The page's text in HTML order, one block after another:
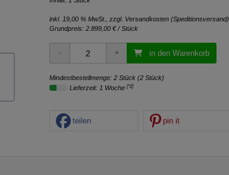
inkl. 19,00 % MwSt., zzgl. Versandkosten (Speditionsversand)
Grundpreis: 2.899,00 € / Stück
in den Warenkorb
Mindestbestellmenge: 2 Stück (2 Stück)
Lieferzeit: 1 Woche [*2]
teilen pin it